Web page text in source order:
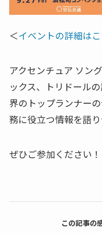
＜イベントの詳細は
アクセンチュア ソン
ックス、トリドール
界のトップランナー
務に役立つ情報を語
ぜひご参加ください！
この記事の